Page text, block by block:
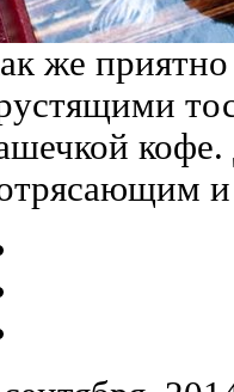
же приятно